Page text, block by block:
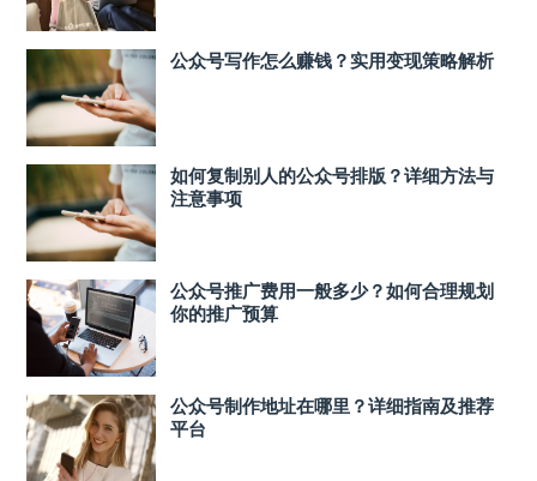
公众号写作怎么赚钱？实用变现策略解析
如何复制别人的公众号排版？详细方法与
注意事项
公众号推广费用一般多少？如何合理规划
你的推广预算
公众号制作地址在哪里？详细指南及推荐
平台